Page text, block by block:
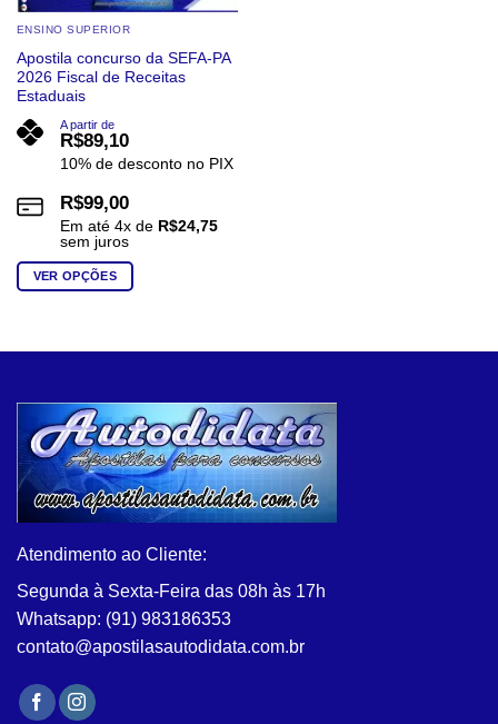
ENSINO SUPERIOR
Apostila concurso da SEFA-PA
2026 Fiscal de Receitas
Estaduais
A partir de
R$89,10
10% de desconto no PIX
R$99,00
Em até 4x de R$24,75
sem juros
VER OPÇÕES
tem
opções
podem
ser
escolhidas
página
do
produto
Atendimento ao Cliente:
Segunda à Sexta-Feira das 08h às 17h
Whatsapp: (91) 983186353
contato@apostilasautodidata.com.br